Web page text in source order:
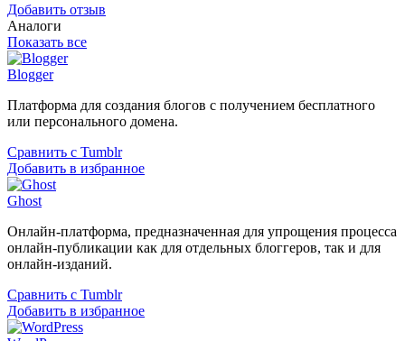
Добавить отзыв
Аналоги
Показать все
Blogger
Платформа для создания блогов с получением бесплатного
или персонального домена.
Сравнить с Tumblr
Добавить в избранное
Ghost
Онлайн-платформа, предназначенная для упрощения процесса
онлайн-публикации как для отдельных блоггеров, так и для
онлайн-изданий.
Сравнить с Tumblr
Добавить в избранное